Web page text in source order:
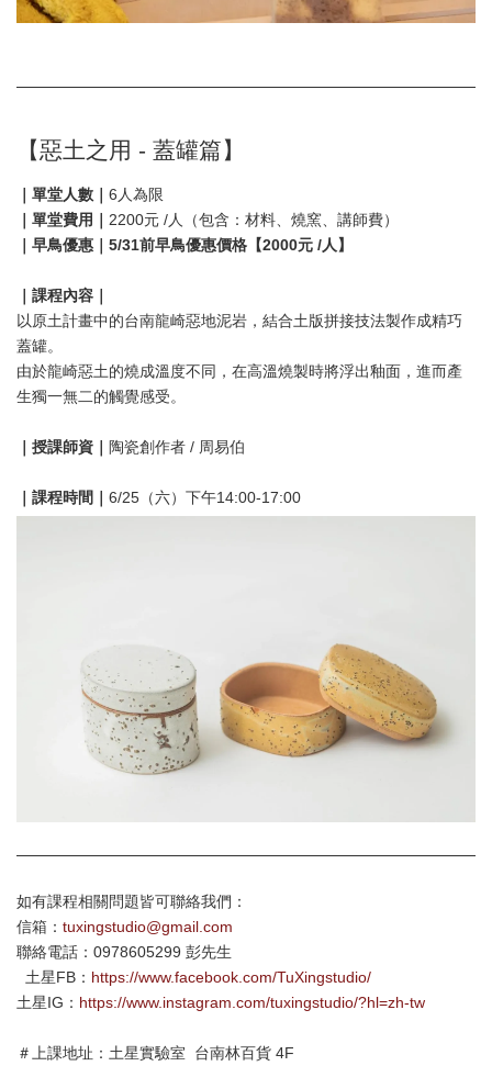
【惡土之用 - 蓋罐篇】
｜單堂人數｜ 6人為限
｜單堂費用｜ 2200元 /人（包含：材料、燒窯、講師費）
｜早鳥優惠｜5/31前早鳥優惠價格【2000元 /人】
｜課程內容｜
以原土計畫中的台南龍崎惡地泥岩，結合土版拼接技法製作成精巧
蓋罐。
由於龍崎惡土的燒成溫度不同，在高溫燒製時將浮出釉面，進而產
生獨一無二的觸覺感受。
｜授課師資｜ 陶瓷創作者 / 周易伯
｜課程時間｜ 6/25（六）下午14:00-17:00
如有課程相關問題皆可聯絡我們：
信箱： tuxingstudio@gmail.com
聯絡電話：0978605299 彭先生
土星FB： https://www.facebook.com/TuXingstudio/
土星IG： https://www.instagram.com/tuxingstudio/?hl=zh-tw
＃上課地址：土星實驗室 台南林百貨 4F